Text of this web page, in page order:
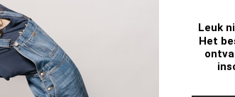
Leuk
Het